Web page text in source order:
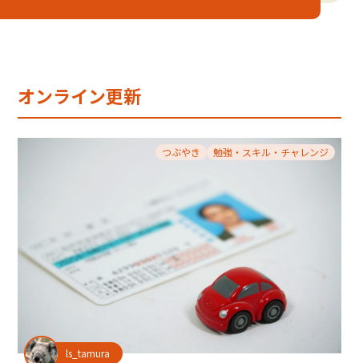
オンライン更新
つぶやき 勉強・スキル・チャレンジ
ls_tamura